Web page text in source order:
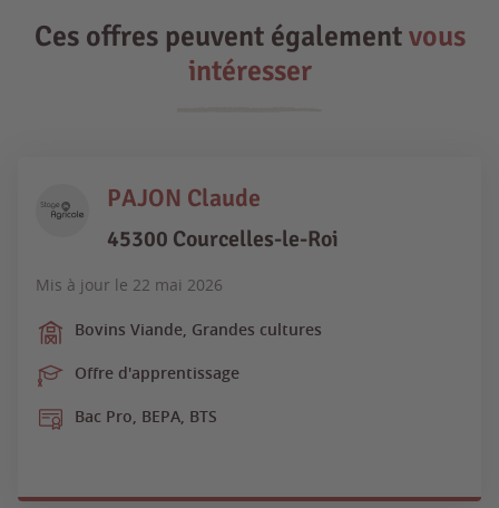
Ces offres peuvent égalementvous
intéresser
PAJON Claude
45300 Courcelles-le-Roi
Mis à jour le 22 mai 2026
Bovins Viande, Grandes cultures
Offre d'apprentissage
Bac Pro, BEPA, BTS